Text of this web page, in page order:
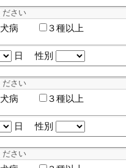
犬病 ３種以上
日 性別
犬病 ３種以上
日 性別